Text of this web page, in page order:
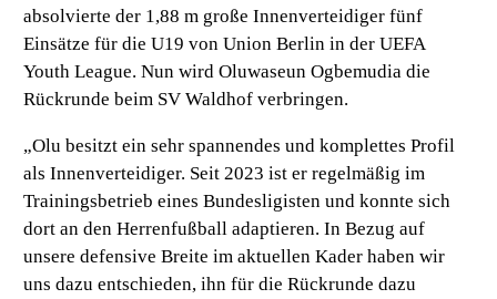
absolvierte der 1,88 m große Innenverteidiger fünf
Einsätze für die U19 von Union Berlin in der UEFA
Youth League. Nun wird Oluwaseun Ogbemudia die
Rückrunde beim SV Waldhof verbringen.
„Olu besitzt ein sehr spannendes und komplettes Profil
als Innenverteidiger. Seit 2023 ist er regelmäßig im
Trainingsbetrieb eines Bundesligisten und konnte sich
dort an den Herrenfußball adaptieren. In Bezug auf
unsere defensive Breite im aktuellen Kader haben wir
uns dazu entschieden, ihn für die Rückrunde dazu